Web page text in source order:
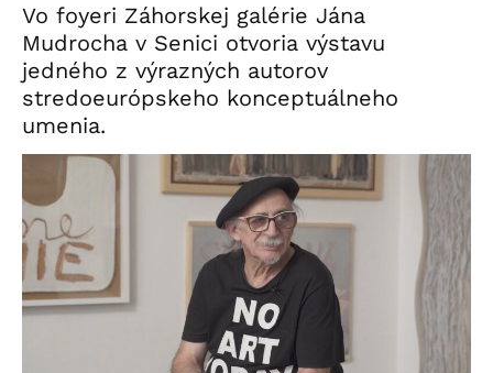
Vo foyeri Záhorskej galérie Jána
Mudrocha v Senici otvoria výstavu
jedného z výrazných autorov
stredoeurópskeho konceptuálneho
umenia.